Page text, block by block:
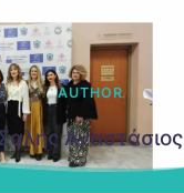
AUTHOR
Αναστάσιος